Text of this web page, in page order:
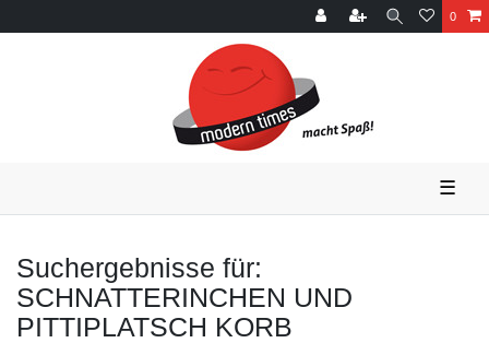
0
☰
Suchergebnisse für:
SCHNATTERINCHEN UND
PITTIPLATSCH KORB